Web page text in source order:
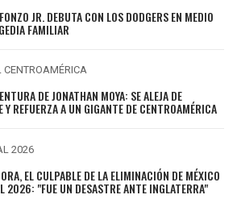
JR. DEBUTA CON LOS DODGERS EN MEDIO
FAMILIAR
CENTROAMÉRICA
DE JONATHAN MOYA: SE ALEJA DE
Y REFUERZA A UN GIGANTE DE CENTROAMÉRICA
2026
EL CULPABLE DE LA ELIMINACIÓN DE MÉXICO
2026: "FUE UN DESASTRE ANTE INGLATERRA"